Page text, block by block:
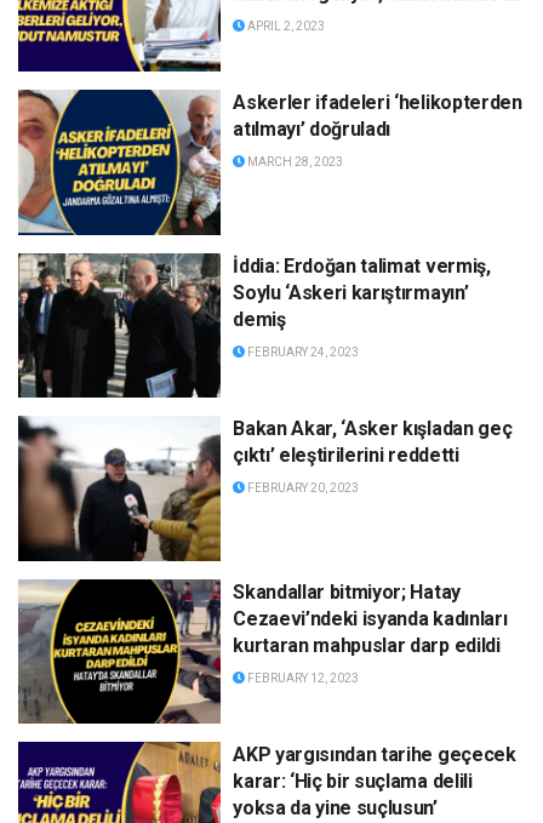
APRIL 2, 2023
Askerler ifadeleri ‘helikopterden
atılmayı’ doğruladı
MARCH 28, 2023
İddia: Erdoğan talimat vermiş,
Soylu ‘Askeri karıştırmayın’
demiş
FEBRUARY 24, 2023
Bakan Akar, ‘Asker kışladan geç
çıktı’ eleştirilerini reddetti
FEBRUARY 20, 2023
Skandallar bitmiyor; Hatay
Cezaevi’ndeki isyanda kadınları
kurtaran mahpuslar darp edildi
FEBRUARY 12, 2023
AKP yargısından tarihe geçecek
karar: ‘Hiç bir suçlama delili
yoksa da yine suçlusun’